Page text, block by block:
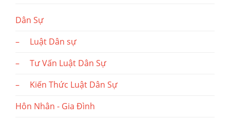
Dân Sự
– Luật Dân sự
– Tư Vấn Luật Dân Sự
– Kiến Thức Luật Dân Sự
Hôn Nhân - Gia Đình